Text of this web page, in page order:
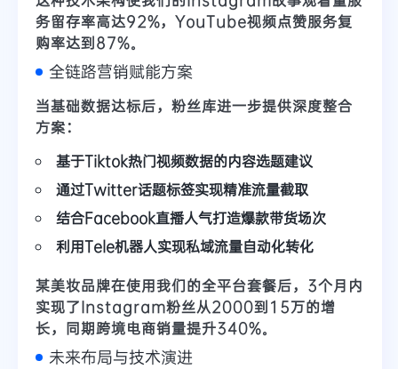
务留存率高达92%， YouTube视频点赞服务复
购率达到87%。
全链路营销赋能方案
当基础数据达标后，粉丝库进一步提供深度整合
方案：
基于Tiktok热门视频数据的内容选题建议
通过Twitter话题标签实现精准流量截取
结合Facebook直播人气打造爆款带货场次
利用Tele机器人实现私域流量自动化转化
某美妆品牌在使用我们的全平台套餐后，3个月内
实现了Instagram粉丝从2000到15万的增
长，同期跨境电商销量提升340%。
未来布局与技术演进